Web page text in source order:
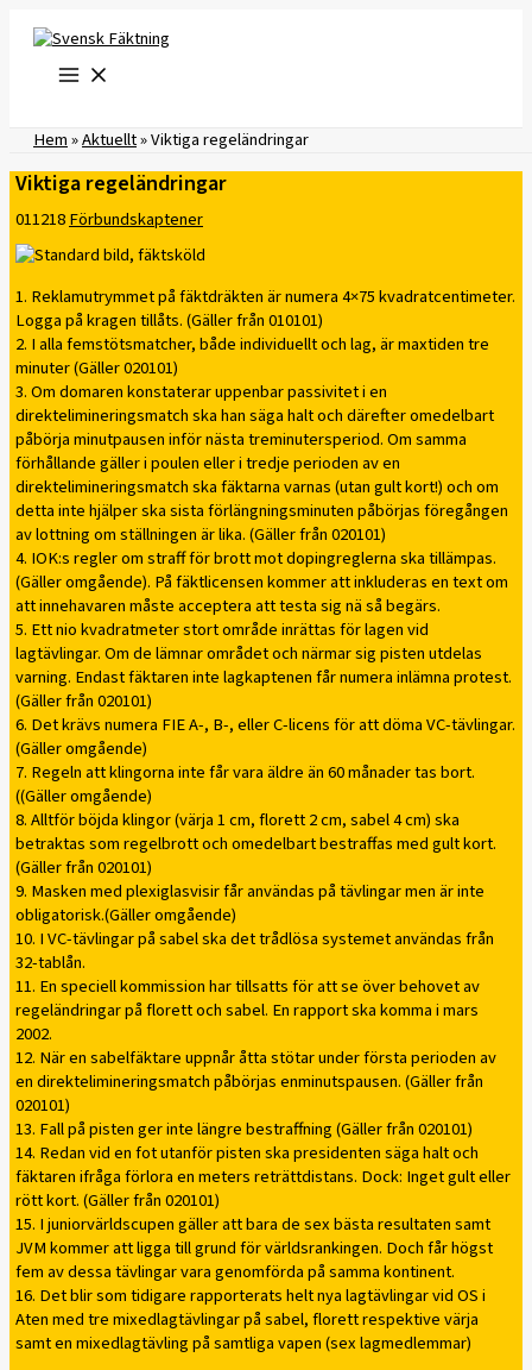
innehåll
Hem»Aktuellt»Viktiga regeländringar
Viktiga regeländringar
011218Förbundskaptener
1. Reklamutrymmet på fäktdräkten är numera 4×75 kvadratcentimeter.
Logga på kragen tillåts. (Gäller från 010101)
2. I alla femstötsmatcher, både individuellt och lag, är maxtiden tre
minuter (Gäller 020101)
3. Om domaren konstaterar uppenbar passivitet i en
direktelimineringsmatch ska han säga halt och därefter omedelbart
påbörja minutpausen inför nästa treminutersperiod. Om samma
förhållande gäller i poulen eller i tredje perioden av en
direktelimineringsmatch ska fäktarna varnas (utan gult kort!) och om
detta inte hjälper ska sista förlängningsminuten påbörjas föregången
av lottning om ställningen är lika. (Gäller från 020101)
4. IOK:s regler om straff för brott mot dopingreglerna ska tillämpas.
(Gäller omgående). På fäktlicensen kommer att inkluderas en text om
att innehavaren måste acceptera att testa sig nä så begärs.
5. Ett nio kvadratmeter stort område inrättas för lagen vid
lagtävlingar. Om de lämnar området och närmar sig pisten utdelas
varning. Endast fäktaren inte lagkaptenen får numera inlämna protest.
(Gäller från 020101)
6. Det krävs numera FIE A-, B-, eller C-licens för att döma VC-tävlingar.
(Gäller omgående)
7. Regeln att klingorna inte får vara äldre än 60 månader tas bort.
((Gäller omgående)
8. Alltför böjda klingor (värja 1 cm, florett 2 cm, sabel 4 cm) ska
betraktas som regelbrott och omedelbart bestraffas med gult kort.
(Gäller från 020101)
9. Masken med plexiglasvisir får användas på tävlingar men är inte
obligatorisk.(Gäller omgående)
10. I VC-tävlingar på sabel ska det trådlösa systemet användas från
32-tablån.
11. En speciell kommission har tillsatts för att se över behovet av
regeländringar på florett och sabel. En rapport ska komma i mars
2002.
12. När en sabelfäktare uppnår åtta stötar under första perioden av
en direktelimineringsmatch påbörjas enminutspausen. (Gäller från
020101)
13. Fall på pisten ger inte längre bestraffning (Gäller från 020101)
14. Redan vid en fot utanför pisten ska presidenten säga halt och
fäktaren ifråga förlora en meters reträttdistans. Dock: Inget gult eller
rött kort. (Gäller från 020101)
15. I juniorvärldscupen gäller att bara de sex bästa resultaten samt
JVM kommer att ligga till grund för världsrankingen. Doch får högst
fem av dessa tävlingar vara genomförda på samma kontinent.
16. Det blir som tidigare rapporterats helt nya lagtävlingar vid OS i
Aten med tre mixedlagtävlingar på sabel, florett respektive värja
samt en mixedlagtävling på samtliga vapen (sex lagmedlemmar)